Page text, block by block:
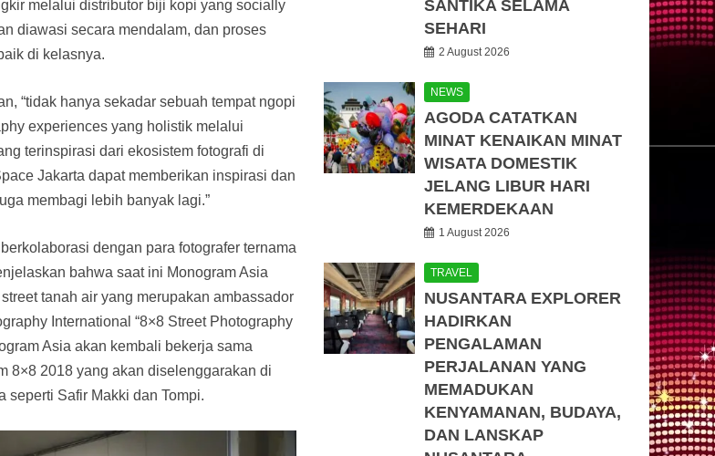
melalui distributor biji kopi yang socially
diawasi secara mendalam, dan proses
di kelasnya.
“tidak hanya sekadar sebuah tempat ngopi
experiences yang holistik melalui
terinspirasi dari ekosistem fotografi di
Jakarta dapat memberikan inspirasi dan
membagi lebih banyak lagi.”
dengan para fotografer ternama
bahwa saat ini Monogram Asia
tanah air yang merupakan ambassador
International “8×8 Street Photography
Asia akan kembali bekerja sama
8×8 2018 yang akan diselenggarakan di
seperti Safir Makki dan Tompi.
SANTIKA SELAMA
SEHARI
2 August 2026
NEWS
AGODA CATATKAN
MINAT KENAIKAN MINAT
WISATA DOMESTIK
JELANG LIBUR HARI
KEMERDEKAAN
1 August 2026
TRAVEL
NUSANTARA EXPLORER
HADIRKAN
PENGALAMAN
PERJALANAN YANG
MEMADUKAN
KENYAMANAN, BUDAYA,
DAN LANSKAP